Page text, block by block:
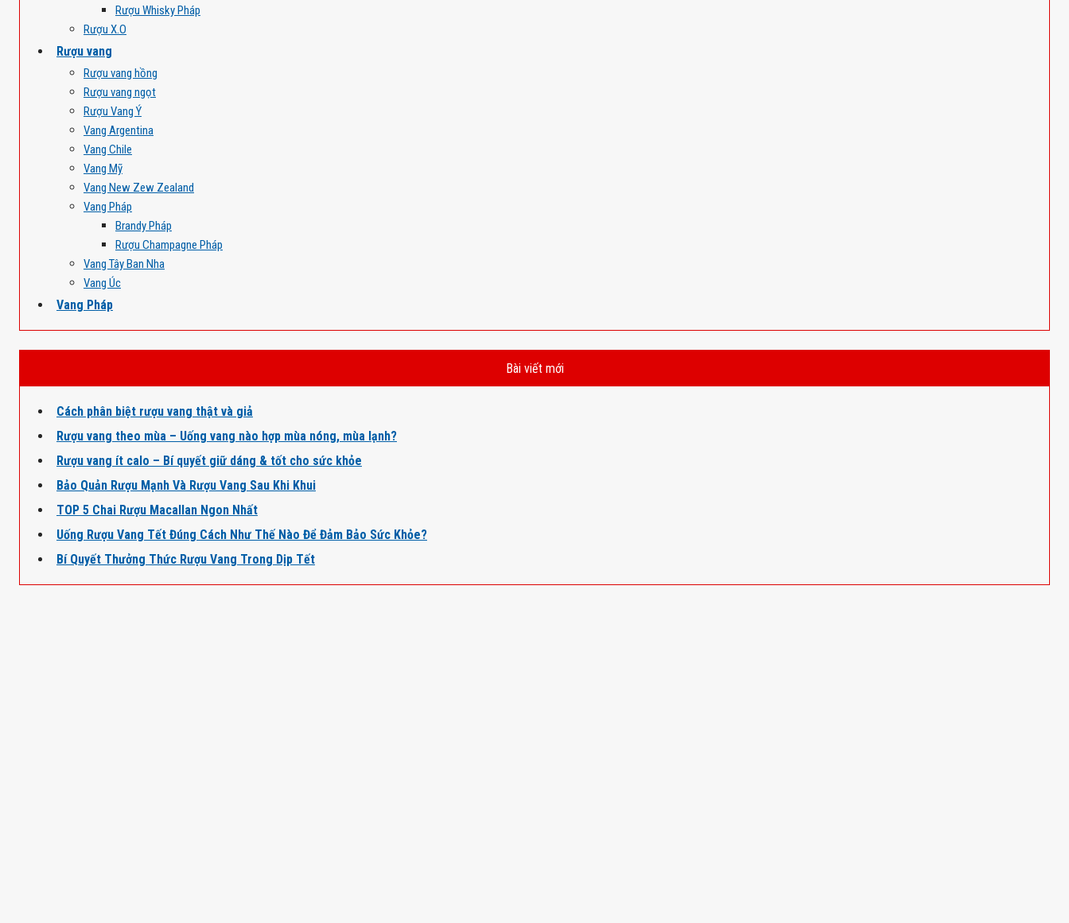
Rượu Whisky Pháp
Rượu X.O
Rượu vang
Rượu vang hồng
Rượu vang ngọt
Rượu Vang Ý
Vang Argentina
Vang Chile
Vang Mỹ
Vang New Zew Zealand
Vang Pháp
Brandy Pháp
Rượu Champagne Pháp
Vang Tây Ban Nha
Vang Úc
Vang Pháp
Bài viết mới
Cách phân biệt rượu vang thật và giả
Rượu vang theo mùa – Uống vang nào hợp mùa nóng, mùa lạnh?
Rượu vang ít calo – Bí quyết giữ dáng & tốt cho sức khỏe
Bảo Quản Rượu Mạnh Và Rượu Vang Sau Khi Khui
TOP 5 Chai Rượu Macallan Ngon Nhất
Uống Rượu Vang Tết Đúng Cách Như Thế Nào Để Đảm Bảo Sức Khỏe?
Bí Quyết Thưởng Thức Rượu Vang Trong Dịp Tết